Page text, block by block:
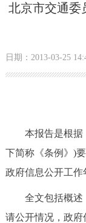
北京要闻
政策兑现
政务服务
北京市交通委
日期：2013-03-25
本报告是根据《
下简称《条例》)
政府信息公开工作
全文包括概述，
请公开情况，政